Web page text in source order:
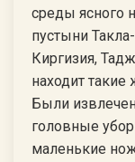
среды ясного
пустыни
Киргизия,
находит
Были
головные
маленькие